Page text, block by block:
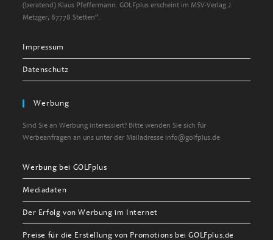
(beratend) Klaus Pfeffermann. GOLFplus erscheint im MSV-Verlag J.
Metzger, 87778 Stetten“.
Impressum
Datenschutz
Werbung
Sind Sie an Werbung interessiert? Bitte wenden Sie sich für
Werbeanfragen an uns unter der Mailadresse info@golfplus.de
Werbung bei GOLFplus
Mediadaten
Der Erfolg von Werbung im Internet
Preise für die Erstellung von Promotions bei GOLFplus.de